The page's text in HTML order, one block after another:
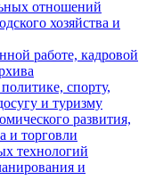
отношений
хозяйства и
работе, кадровой
спорту,
и туризму
развития,
и торговли
технологий
и